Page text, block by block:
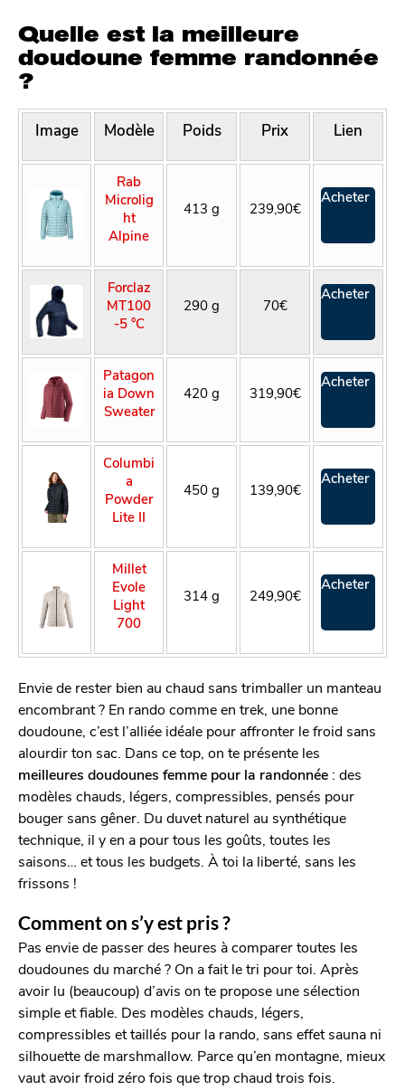
Quelle est la meilleure
doudoune femme randonnée
?
Image Modèle Poids Prix Lien
Rab
Microlig
ht
Alpine
413 g 239,90€
Acheter
Forclaz
MT100
-5 °C
290 g 70€
Acheter
Patagon
ia Down
Sweater
420 g 319,90€
Acheter
Columbi
a
Powder
Lite II
450 g 139,90€
Acheter
Millet
Evole
Light
700
314 g 249,90€
Acheter
Envie de rester bien au chaud sans trimballer un manteau
encombrant ? En rando comme en trek, une bonne
doudoune, c’est l’alliée idéale pour affronter le froid sans
alourdir ton sac. Dans ce top, on te présente les
meilleures doudounes femme pour la randonnée : des
modèles chauds, légers, compressibles, pensés pour
bouger sans gêner. Du duvet naturel au synthétique
technique, il y en a pour tous les goûts, toutes les
saisons… et tous les budgets. À toi la liberté, sans les
frissons !
Comment on s’y est pris ?
Pas envie de passer des heures à comparer toutes les
doudounes du marché ? On a fait le tri pour toi. Après
avoir lu (beaucoup) d’avis on te propose une sélection
simple et fiable. Des modèles chauds, légers,
compressibles et taillés pour la rando, sans effet sauna ni
silhouette de marshmallow. Parce qu’en montagne, mieux
vaut avoir froid zéro fois que trop chaud trois fois.